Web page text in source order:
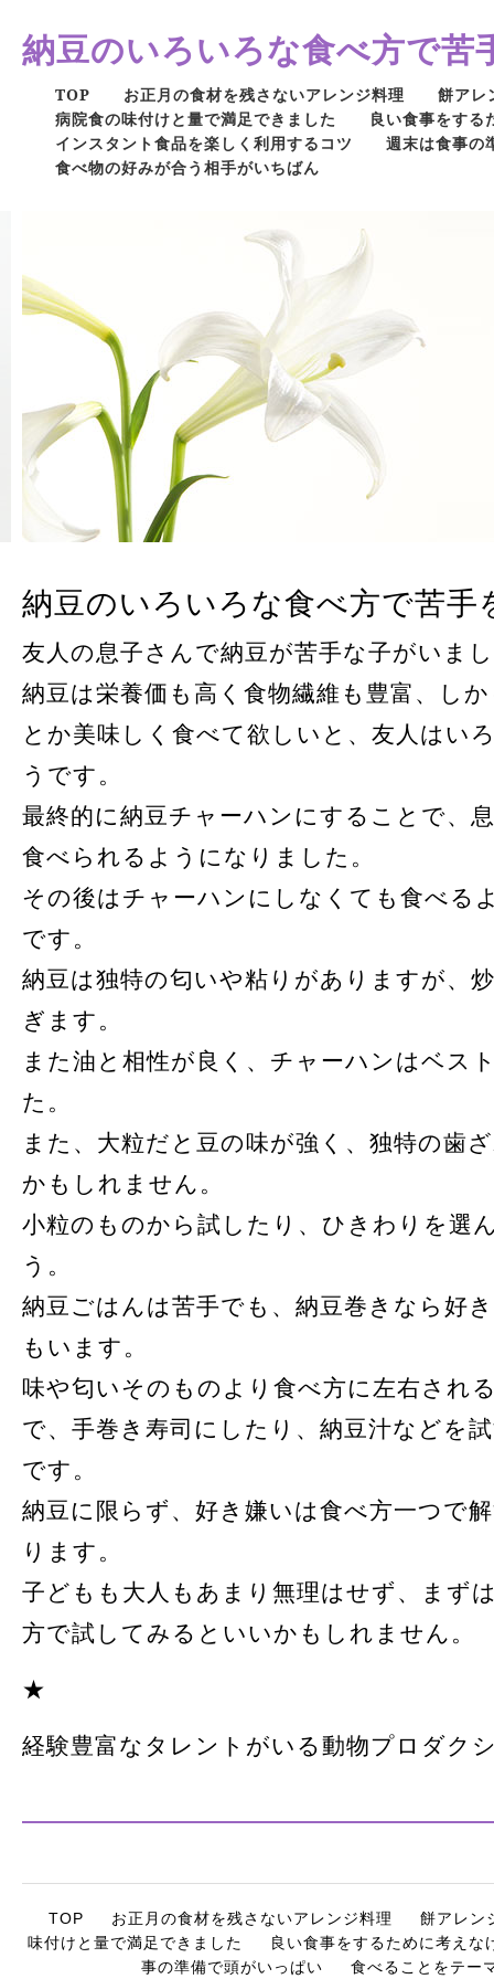
納豆のいろいろな食べ方で苦
TOP お正月の食材を残さないアレンジ料理
餅アレ
病院食の味付けと量で満足できました
良い食事をする
インスタント食品を楽しく利用するコツ
週末は食事の
食べ物の好みが合う相手がいちばん
納豆のいろいろな食べ方で苦手
友人の息子さんで納豆が苦手な子がいま
納豆は栄養価も高く食物繊維も豊富、し
とか美味しく食べて欲しいと、友人はい
うです。
最終的に納豆チャーハンにすることで、
食べられるようになりました。
その後はチャーハンにしなくても食べる
です。
納豆は独特の匂いや粘りがありますが、
ぎます。
また油と相性が良く、チャーハンはベス
た。
また、大粒だと豆の味が強く、独特の歯
かもしれません。
小粒のものから試したり、ひきわりを選
う。
納豆ごはんは苦手でも、納豆巻きなら好
もいます。
味や匂いそのものより食べ方に左右され
で、手巻き寿司にしたり、納豆汁などを
です。
納豆に限らず、好き嫌いは食べ方一つで
ります。
子どもも大人もあまり無理はせず、まず
方で試してみるといいかもしれません。
★
経験豊富なタレントがいる動物プロダク
TOP お正月の食材を残さないアレンジ料理
餅アレン
味付けと量で満足できました
良い食事をするために考えな
事の準備で頭がいっぱい
食べることをテー